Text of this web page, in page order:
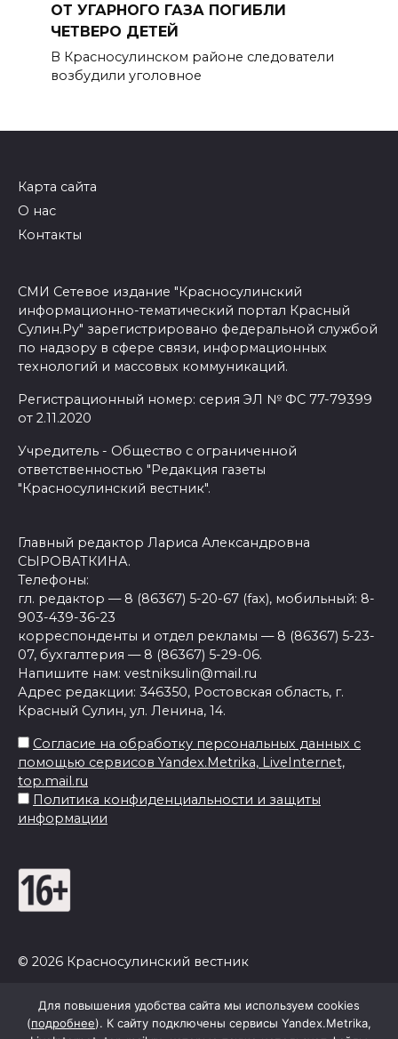
ОТ УГАРНОГО ГАЗА ПОГИБЛИ
ЧЕТВЕРО ДЕТЕЙ
В Красносулинском районе следователи
возбудили уголовное
Карта сайта
О нас
Контакты
СМИ Сетевое издание "Красносулинский
информационно-тематический портал Красный
Сулин.Ру" зарегистрировано федеральной службой
по надзору в сфере связи, информационных
технологий и массовых коммуникаций.
Регистрационный номер: серия ЭЛ № ФС 77-79399
от 2.11.2020
Учредитель - Общество с ограниченной
ответственностью "Редакция газеты
"Красносулинский вестник".
Главный редактор Лариса Александровна
СЫРОВАТКИНА.
Телефоны:
гл. редактор — 8 (86367) 5-20-67 (fax), мобильный: 8-
903-439-36-23
корреспонденты и отдел рекламы — 8 (86367) 5-23-
07, бухгалтерия — 8 (86367) 5-29-06.
Напишите нам: vestniksulin@mail.ru
Адрес редакции: 346350, Ростовская область, г.
Красный Сулин, ул. Ленина, 14.
Согласие на обработку персональных данных с
помощью сервисов Yandex.Metrika, LiveInternet,
top.mail.ru
Политика конфиденциальности и защиты
информации
© 2026 Красносулинский вестник
Для повышения удобства сайта мы используем cookies
(подробнее). К сайту подключены сервисы Yandex.Metrika,